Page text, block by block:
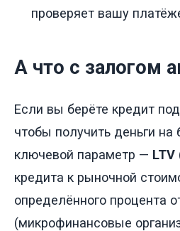
проверяет вашу
А что с залогом
Если вы берёте кредит
чтобы получить деньги
ключевой параметр —
кредита к рыночной
определённого процента
(микрофинансовые